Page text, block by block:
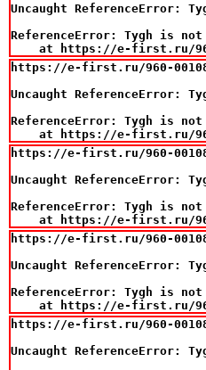
Uncaught ReferenceError:
ReferenceError: Tygh is not
at https://e-first.ru/
https://e-first.ru/960-
Uncaught ReferenceError:
ReferenceError: Tygh is not
at https://e-first.ru/
https://e-first.ru/960-
Uncaught ReferenceError:
ReferenceError: Tygh is not
at https://e-first.ru/
https://e-first.ru/960-
Uncaught ReferenceError:
ReferenceError: Tygh is not
at https://e-first.ru/
https://e-first.ru/960-
Uncaught ReferenceError: